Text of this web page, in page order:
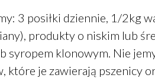
3 posiłki dziennie, 1/2kg
produkty o niskim lub
syropem klonowym. Nie
które je zawierają pszenicy